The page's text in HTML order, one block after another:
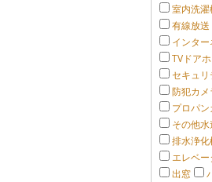
室内洗
有線放送
インタ
TVドア
セキュ
防犯カメ
プロパン
その他水
排水浄化
エレベー
出窓